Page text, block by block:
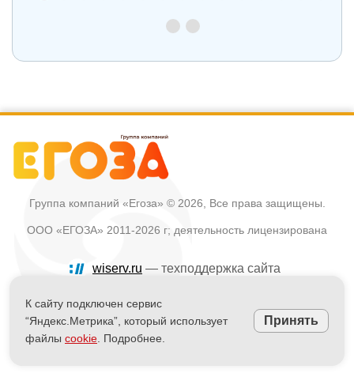
Группа компаний «Егоза» © 2026, Все права защищены.
ООО «ЕГОЗА» 2011-2026 г; деятельность лицензирована
wiserv.ru — техподдержка сайта
Политика в отношении обработки персональных данных
Информация на сайте не является публичной офертой
К сайту подключен сервис
“Яндекс.Метрика”, который использует
файлы cookie . Подробнее.
Принять